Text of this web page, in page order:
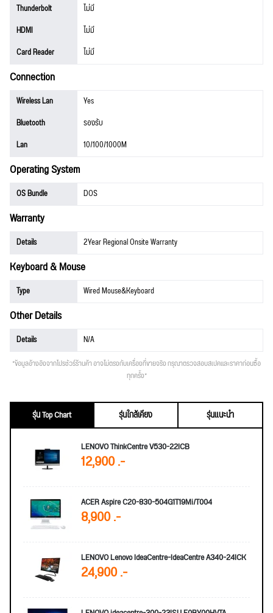
Thunderbolt
ไม่มี
HDMI
ไม่มี
Card Reader
ไม่มี
Connection
Wireless Lan
Yes
Bluetooth
รองรับ
Lan
10/100/1000M
Operating System
OS Bundle DOS
Warranty
Details 2Year Regional Onsite Warranty
Keyboard & Mouse
Type Wired Mouse&Keyboard
Other Details
Details N/A
*ข้อมูลอ้างอิงจากโปรชัวร์ร้านค้า อาจไม่ตรงกับเครื่องที่ขายจริง กรุณาตรวจสอบสเปคและราคาก่อนซื้อ
ทุกครั้ง*
รุ่น Top Chart รุ่นใกล้เคียง
รุ่นแนะนำ
LENOVO ThinkCentre V530-22ICB
12,900 .-
ACER Aspire C20-830-504G1T19Mi/T004
8,900 .-
LENOVO Lenovo IdeaCentre-IdeaCentre A340-24ICK
24,900 .-